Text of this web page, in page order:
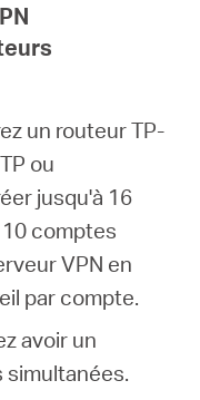
un routeur TP-
ou
jusqu'à 16
comptes
VPN en
par compte.
avoir un
simultanées.